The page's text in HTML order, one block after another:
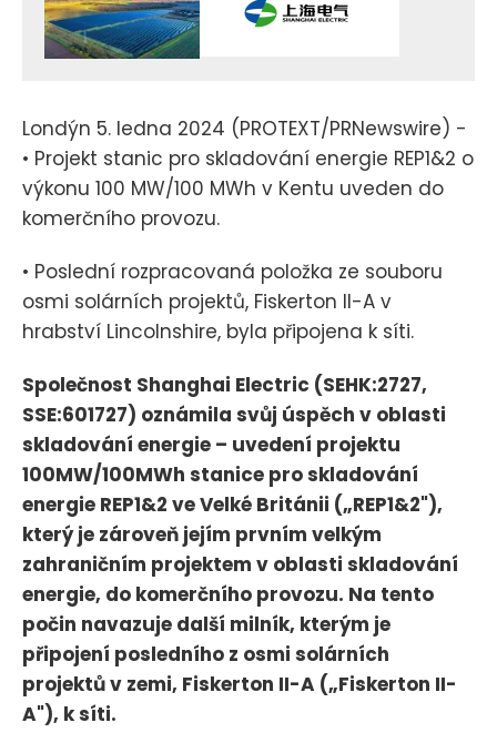
Londýn 5. ledna 2024 (PROTEXT/PRNewswire) -
• Projekt stanic pro skladování energie REP1&2 o
výkonu 100 MW/100 MWh v Kentu uveden do
komerčního provozu.
• Poslední rozpracovaná položka ze souboru
osmi solárních projektů, Fiskerton II-A v
hrabství Lincolnshire, byla připojena k síti.
Společnost Shanghai Electric (SEHK:2727,
SSE:601727) oznámila svůj úspěch v oblasti
skladování energie – uvedení projektu
100MW/100MWh stanice pro skladování
energie REP1&2 ve Velké Británii („REP1&2"),
který je zároveň jejím prvním velkým
zahraničním projektem v oblasti skladování
energie, do komerčního provozu. Na tento
počin navazuje další milník, kterým je
připojení posledního z osmi solárních
projektů v zemi, Fiskerton II-A („Fiskerton II-
A"), k síti.